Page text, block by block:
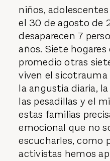
niños,
el 30 de agosto de
desaparecen 7
años. Siete
promedio otras
viven el sicotrauma
la angustia diaria,
las pesadillas y el
estas familias
emocional que no
escucharles, como
activistas hemos